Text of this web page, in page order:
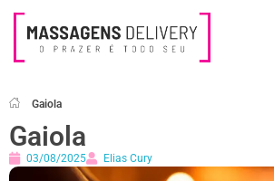
Gaiola
Gaiola
03/08/2025 Elias Cury